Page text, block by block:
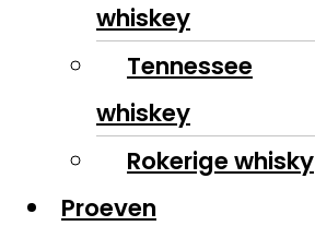
whiskey
Tennessee
whiskey
Rokerige whisky
Proeven